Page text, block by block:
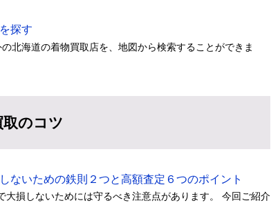
探す
の北海道の着物買取店を、地図から検索することができま
のコツ
ないための鉄則２つと高額査定６つのポイント
大損しないためには守るべき注意点があります。 今回ご紹介